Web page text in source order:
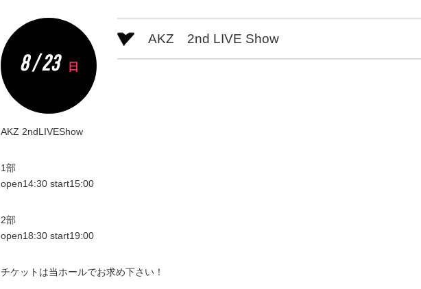
8 / 23 日
AKZ 2nd LIVE Show
AKZ 2ndLIVEShow
1部
open14:30 start15:00
2部
open18:30 start19:00
チケットは当ホールでお求め下さい！